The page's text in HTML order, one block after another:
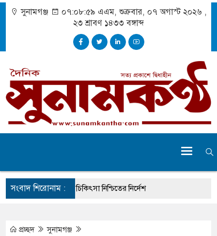
সুনামগঞ্জ ০৭:০৯:০০ এএম, শুক্রবার, ০৭ অগাস্ট ২০২৬ ,
২৩ শ্রাবণ ১৪৩৩ বঙ্গাব্দ
সংবাদ শিরোনাম :
দুর্ঘটনায় আহতদের চিকিৎসা নিশ্চিতের নির্দেশ
দিবস পালিত
প্রচ্ছদ সুনামগঞ্জ